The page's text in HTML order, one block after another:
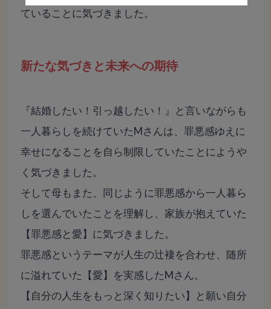
ていることに気づきました。
新たな気づきと未来への期待
『結婚したい！引っ越したい！』と言いながらも
一人暮らしを続けていたMさんは、罪悪感ゆえに
幸せになることを自ら制限していたことにようや
く気づきました。
そして母もまた、同じように罪悪感から一人暮ら
しを選んでいたことを理解し、家族が抱えていた
【罪悪感と愛】に気づきました。
罪悪感というテーマが人生の辻褄を合わせ、随所
に溢れていた【愛】を実感したMさん。
【自分の人生をもっと深く知りたい】と願い自分